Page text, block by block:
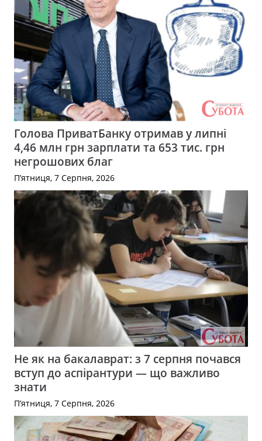
Голова ПриватБанку отримав у липні
4,46 млн грн зарплати та 653 тис. грн
негрошових благ
П’ятниця, 7 Серпня, 2026
Не як на бакалаврат: з 7 серпня почався
вступ до аспірантури — що важливо
знати
П’ятниця, 7 Серпня, 2026